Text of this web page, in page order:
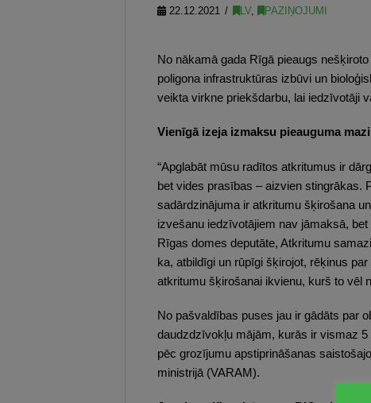
22.12.2021 LV, PAZIŅOJUMI
No nākamā gada Rīgā pieaugs
poligona infrastruktūras izbūvi un
veikta virkne priekšdarbu, lai iedzīvotāji
Vienīgā izeja izmaksu pieauguma
“Apglabāt mūsu radītos atkritumus ir
bet vides prasības – aizvien stingrākas.
sadārdzinājuma ir atkritumu šķirošana
izvešanu iedzīvotājiem nav jāmaksā,
Rīgas domes deputāte, Atkritumu
ka, atbildīgi un rūpīgi šķirojot, rēķinus
atkritumu šķirošanai ikvienu, kurš to vēl
No pašvaldības puses jau ir gādāts par
daudzdzīvokļu mājām, kurās ir vismaz
pēc grozījumu apstiprināšanas
ministrijā (VARAM).